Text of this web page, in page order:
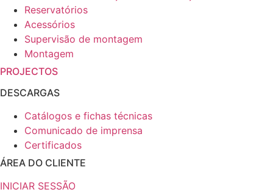
Reservatórios
Acessórios
Supervisão de montagem
Montagem
PROJECTOS
DESCARGAS
Catálogos e fichas técnicas
Comunicado de imprensa
Certificados
ÁREA DO CLIENTE
INICIAR SESSÃO